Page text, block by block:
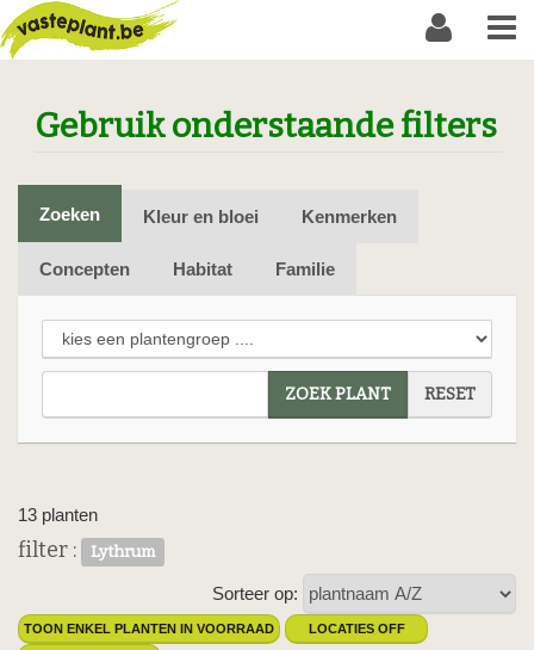
Gebruik onderstaande filters
Zoeken Kleur en bloei Kenmerken
Concepten Habitat Familie
ZOEK PLANT RESET
13 planten
filter : Lythrum
Sorteer op:
TOON ENKEL PLANTEN IN VOORRAAD LOCATIES OFF